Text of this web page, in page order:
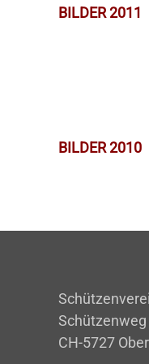
BILDER 2011
BILDER 2010
Schützenweg
CH-5727